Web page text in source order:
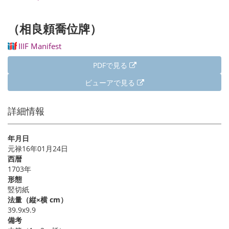
（相良頼喬位牌）
IIIF Manifest
PDFで見る
ビューアで見る
詳細情報
年月日
元禄16年01月24日
西暦
1703年
形態
竪切紙
法量（縦×横 cm）
39.9x9.9
備考